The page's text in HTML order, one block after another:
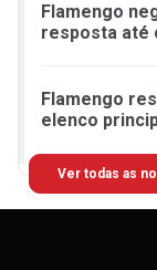
Flamengo
resposta até
Flamengo
elenco
Ver todas as